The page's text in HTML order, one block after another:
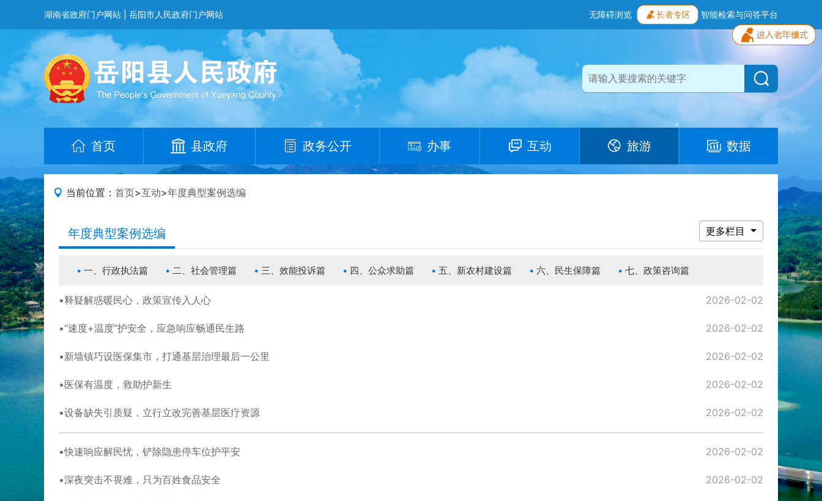
湖南省政府门户网站 岳阳市人民政府门户网站 无障碍浏览 长者专区 智能检索与问答平台
首页 县政府 政务公开 办事 互动 旅游 数据
当前位置： 首页>互动>年度典型案例选编
年度典型案例选编 更多栏目
一、行政执法篇 二、社会管理篇 三、效能投诉篇 四、公众求助篇 五、新农村建设篇 六、民生保障篇 七、政策咨询篇
释疑解惑暖民心，政策宣传入人心 2026-02-02
“速度+温度”护安全，应急响应畅通民生路 2026-02-02
新墙镇巧设医保集市，打通基层治理最后一公里 2026-02-02
医保有温度，救助护新生 2026-02-02
设备缺失引质疑，立行立改完善基层医疗资源 2026-02-02
快速响应解民忧，铲除隐患停车位护平安 2026-02-02
深夜突击不畏难，只为百姓食品安全 2026-02-02